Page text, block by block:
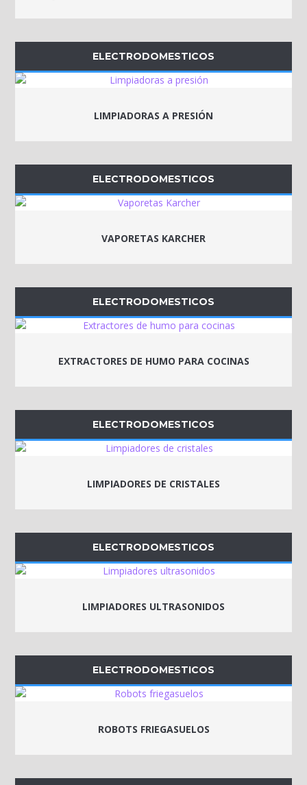
ELECTRODOMESTICOS
LIMPIADORAS A PRESIÓN
ELECTRODOMESTICOS
VAPORETAS KARCHER
ELECTRODOMESTICOS
EXTRACTORES DE HUMO PARA COCINAS
ELECTRODOMESTICOS
LIMPIADORES DE CRISTALES
ELECTRODOMESTICOS
LIMPIADORES ULTRASONIDOS
ELECTRODOMESTICOS
ROBOTS FRIEGASUELOS